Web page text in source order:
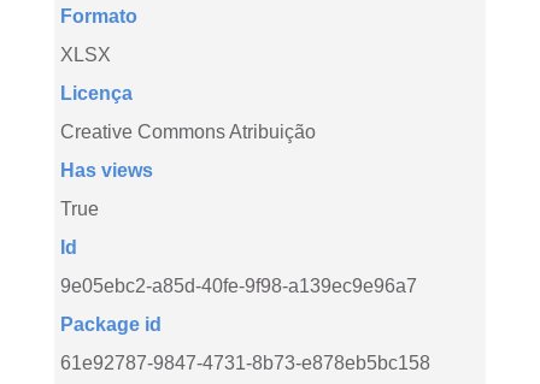
Formato
XLSX
Licença
Creative Commons Atribuição
Has views
True
Id
9e05ebc2-a85d-40fe-9f98-a139ec9e96a7
Package id
61e92787-9847-4731-8b73-e878eb5bc158